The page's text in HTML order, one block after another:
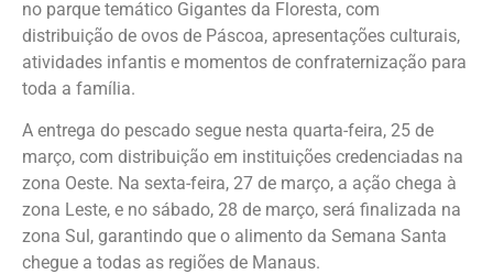
no parque temático Gigantes da Floresta, com
distribuição de ovos de Páscoa, apresentações culturais,
atividades infantis e momentos de confraternização para
toda a família.
A entrega do pescado segue nesta quarta-feira, 25 de
março, com distribuição em instituições credenciadas na
zona Oeste. Na sexta-feira, 27 de março, a ação chega à
zona Leste, e no sábado, 28 de março, será finalizada na
zona Sul, garantindo que o alimento da Semana Santa
chegue a todas as regiões de Manaus.